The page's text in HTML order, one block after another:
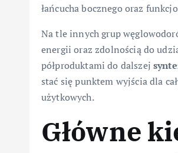
łańcucha bocznego oraz
Na tle innych grup
energii oraz zdolnością do
półproduktami do dalszej
stać się punktem wyjścia dla
użytkowych.
Główne